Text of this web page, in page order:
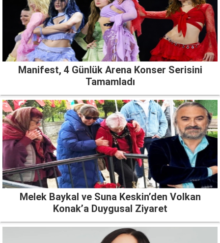
Manifest, 4 Günlük Arena Konser Serisini
Tamamladı
Melek Baykal ve Suna Keskin’den Volkan
Konak’a Duygusal Ziyaret